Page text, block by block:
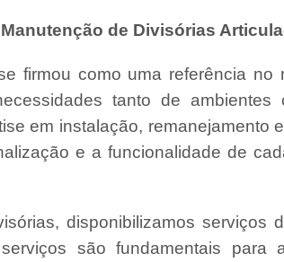
de Divisórias
firmou como uma referência no
tanto de ambientes
em instalação, remanejamento
e a funcionalidade de
disponibilizamos serviços
são fundamentais para